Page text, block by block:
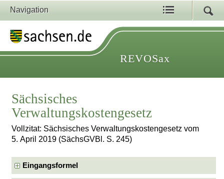
Navigation
REVOSax
Sächsisches
Verwaltungskostengesetz
Vollzitat: Sächsisches Verwaltungskostengesetz vom
5. April 2019 (SächsGVBl. S. 245)
Eingangsformel